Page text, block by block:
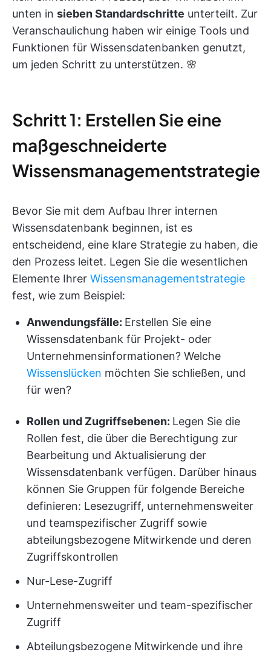
unten in sieben Standardschritte unterteilt. Zur
Veranschaulichung haben wir einige Tools und
Funktionen für Wissensdatenbanken genutzt,
um jeden Schritt zu unterstützen. 🌸
Schritt 1: Erstellen Sie eine
maßgeschneiderte
Wissensmanagementstrategie
Bevor Sie mit dem Aufbau Ihrer internen
Wissensdatenbank beginnen, ist es
entscheidend, eine klare Strategie zu haben, die
den Prozess leitet. Legen Sie die wesentlichen
Elemente Ihrer Wissensmanagementstrategie
fest, wie zum Beispiel:
Anwendungsfälle: Erstellen Sie eine
Wissensdatenbank für Projekt- oder
Unternehmensinformationen? Welche
Wissenslücken möchten Sie schließen, und
für wen?
Rollen und Zugriffsebenen: Legen Sie die
Rollen fest, die über die Berechtigung zur
Bearbeitung und Aktualisierung der
Wissensdatenbank verfügen. Darüber hinaus
können Sie Gruppen für folgende Bereiche
definieren: Lesezugriff, unternehmensweiter
und teamspezifischer Zugriff sowie
abteilungsbezogene Mitwirkende und deren
Zugriffskontrollen
Nur-Lese-Zugriff
Unternehmensweiter und team-spezifischer
Zugriff
Abteilungsbezogene Mitwirkende und ihre